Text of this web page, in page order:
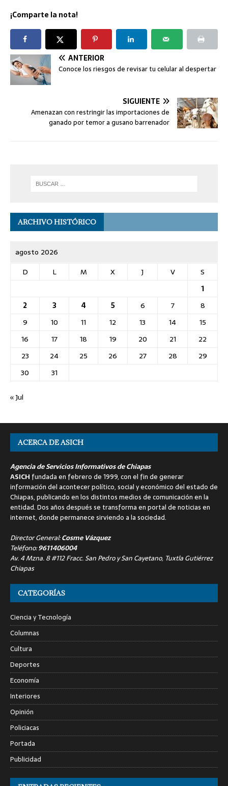
¡Comparte la nota!
ANTERIOR
Conoce los riesgos de revisar tu celular al despertar
SIGUIENTE
Amenazan con restringir las importaciones de
ganado por temor a gusano barrenador
ARCHIVO HISTÓRICO
agosto 2026
D
L M X J V
S
1
2
3 4 5 6 7
8
9
10 11 12 13 14
15
16
17 18 19 20 21
22
23
24 25 26 27 28
29
30
31
« Jul
ACERCA DE ASICH
Agencia de Servicios Informativos de Chiapas
ASICH fundada en febrero de 1999, con el fin de generar
información del acontecer político, social y económico del estado de
Chiapas, publicando en los distintos medios de comunicación en la
entidad. Dos años después se transforma en portal de noticias en
internet, donde permanece sirviendo a la sociedad.
Director General:Cosme Vázquez
Teléfono:9611406004
Av. 4 Mzna. 8 #112 Fracc. San Pedro y San Cayetano, Tuxtla Gutiérrez
Chiapas
CATEGORÍAS
Ciencia y Tecnología
Columnas
Cultura
Deportes
Economía
Interiores
Opinión
Policiacas
Portada
Publicidad